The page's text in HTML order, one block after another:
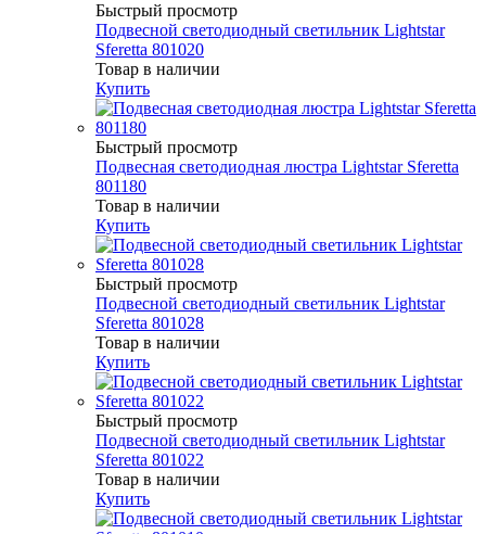
Быстрый просмотр
Подвесной светодиодный светильник Lightstar
Sferetta 801020
Товар в наличии
Купить
Быстрый просмотр
Подвесная светодиодная люстра Lightstar Sferetta
801180
Товар в наличии
Купить
Быстрый просмотр
Подвесной светодиодный светильник Lightstar
Sferetta 801028
Товар в наличии
Купить
Быстрый просмотр
Подвесной светодиодный светильник Lightstar
Sferetta 801022
Товар в наличии
Купить